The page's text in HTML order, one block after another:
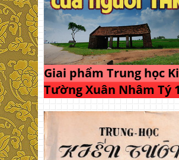
Giai phẩm Trung học
Tường Xuân Nhâm Tý